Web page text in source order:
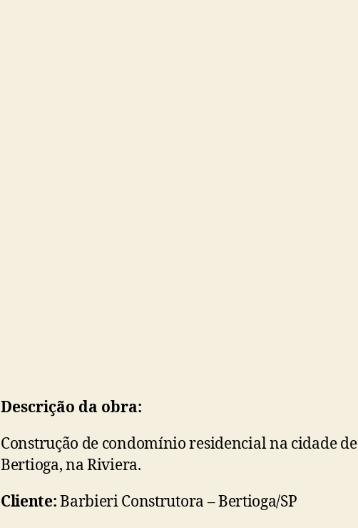
Descrição da obra:
Construção de condomínio residencial na cidade de
Bertioga, na Riviera.
Cliente:Barbieri Construtora – Bertioga/SP